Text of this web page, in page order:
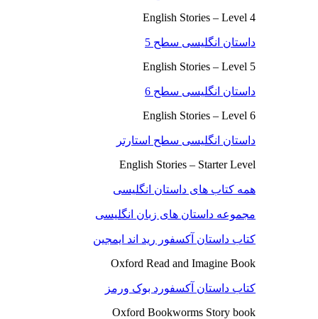
English Stories – Level 4
داستان انگلیسی سطح 5
English Stories – Level 5
داستان انگلیسی سطح 6
English Stories – Level 6
داستان انگلیسی سطح استارتر
English Stories – Starter Level
همه کتاب های داستان انگلیسی
مجموعه داستان های زبان انگلیسی
کتاب داستان آکسفور رید اند ایمجین
Oxford Read and Imagine Book
کتاب داستان آکسفورد بوک ورمز
Oxford Bookworms Story book